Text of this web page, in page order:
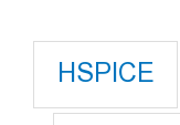
HSPICE